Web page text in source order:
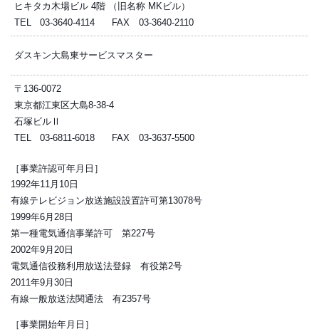
ヒキタカ木場ビル 4階 （旧名称 MKビル）
TEL 03-3640-4114 FAX 03-3640-2110
ダスキン大島東サービスマスター
〒136-0072
東京都江東区大島8-38-4
石塚ビルⅡ
TEL 03-6811-6018 FAX 03-3637-5500
［事業許認可年月日］
1992年11月10日
有線テレビジョン放送施設設置許可第13078号
1999年6月28日
第一種電気通信事業許可 第227号
2002年9月20日
電気通信役務利用放送法登録 有役第2号
2011年9月30日
有線一般放送法関通法 有2357号
［事業開始年月日］